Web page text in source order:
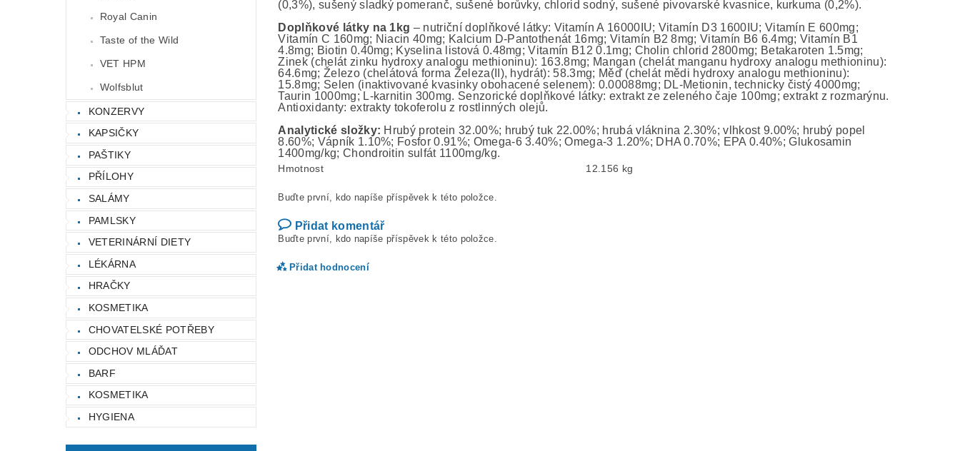
Royal Canin
Taste of the Wild
VET HPM
Wolfsblut
KONZERVY
KAPSIČKY
PAŠTIKY
PŘÍLOHY
SALÁMY
PAMLSKY
VETERINÁRNÍ DIETY
LÉKÁRNA
HRAČKY
KOSMETIKA
CHOVATELSKÉ POTŘEBY
ODCHOV MLÁĎAT
BARF
KOSMETIKA
HYGIENA
(0,3%), sušený sladký pomeranč, sušené borůvky, chlorid sodný, sušené pivovarské kvasnice, kurkuma (0,2%).
Doplňkové látky na 1kg – nutriční doplňkové látky: Vitamín A 16000IU; Vitamín D3 1600IU; Vitamín E 600mg;
Vitamín C 160mg; Niacin 40mg; Kalcium D-Pantothenát 16mg; Vitamín B2 8mg; Vitamín B6 6.4mg; Vitamín B1
4.8mg; Biotin 0.40mg; Kyselina listová 0.48mg; Vitamín B12 0.1mg; Cholin chlorid 2800mg; Betakaroten 1.5mg;
Zinek (chelát zinku hydroxy analogu methioninu): 163.8mg; Mangan (chelát manganu hydroxy analogu methioninu):
64.6mg; Železo (chelátová forma Železa(II), hydrát): 58.3mg; Měď (chelát mědi hydroxy analogu methioninu):
15.8mg; Selen (inaktivované kvasinky obohacené selenem): 0.00088mg; DL-Metionin, technicky čistý 4000mg;
Taurin 1000mg; L-karnitin 300mg. Senzorické doplňkové látky: extrakt ze zeleného čaje 100mg; extrakt z rozmarýnu.
Antioxidanty: extrakty tokoferolu z rostlinných olejů.
Analytické složky: Hrubý protein 32.00%; hrubý tuk 22.00%; hrubá vláknina 2.30%; vlhkost 9.00%; hrubý popel
8.60%; Vápník 1.10%; Fosfor 0.91%; Omega-6 3.40%; Omega-3 1.20%; DHA 0.70%; EPA 0.40%; Glukosamin
1400mg/kg; Chondroitin sulfát 1100mg/kg.
Hmotnost 12.156 kg
Buďte první, kdo napíše příspěvek k této položce.
Přidat komentář
Buďte první, kdo napíše příspěvek k této položce.
Přidat hodnocení